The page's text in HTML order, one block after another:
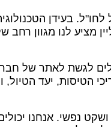
בעידן
מציע לנו מגוון
לגשת לאתר של
הטיסות, יעד
ושקט נפשי. אנחנו